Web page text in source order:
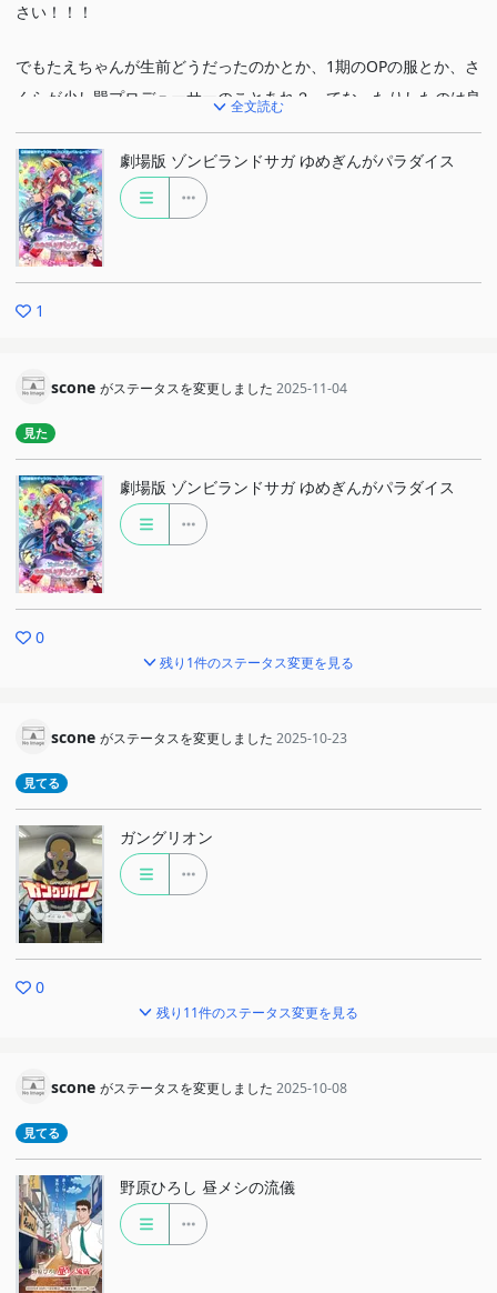
さい！！！
でもたえちゃんが生前どうだったのかとか、1期のOPの服とか、さ
くらが少し巽プロデューサーのことあれ？ってなったりしたのは良
かった
戦闘のところめっちゃ面白かった(個性があって良かった)
普通のアイドルとか戦闘ものではできないゾンビだからできる戦い
方とかあって面白かった
巽プロデューサー好きだから途中までいなかったけど、途中から色
たえちゃんとかそれぞれの動きが細かく違って良かったけど、0号
大丈夫？？？って感じでハラハラだったw
最後のマイクのあれって続きあるってことですよね？
続くよね？
何年でも待つのでお願いします
でも唐津コラボみたいなやつ定期的にやってほしい
全文読む
劇場版 ゾンビランドサガ ゆめぎんがパラダイス
1
scone がステータスを変更しました 2025-11-04
見た
劇場版 ゾンビランドサガ ゆめぎんがパラダイス
0
残り1件のステータス変更を見る
scone がステータスを変更しました 2025-10-23
見てる
ガングリオン
0
残り11件のステータス変更を見る
scone がステータスを変更しました 2025-10-08
見てる
野原ひろし 昼メシの流儀